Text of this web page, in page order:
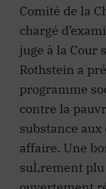
Comité de la
chargé
juge à la Cour
Rothstein a
programme
contre la
substance aux
affaire. Une
suÌ‚rement